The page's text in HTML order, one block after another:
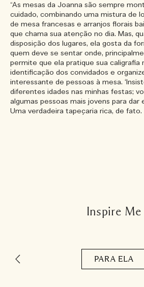
“As mesas da Joanna são sempre
cuidado, combinando uma mistura de
de mesa francesas e arranjos florais
que chama sua atenção no dia. Mas,
disposição dos lugares, ela gosta da
quem deve se sentar onde,
permite que ela pratique sua caligrafia
identificação dos convidados e
interessante de pessoas à mesa.
diferentes idades nas minhas festas;
algumas pessoas mais jovens para dar
Uma verdadeira tapeçaria rica, de fato.
Inspire Me
PARA ELA